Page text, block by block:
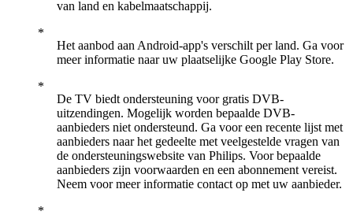
van land en kabelmaatschappij.
Het aanbod aan Android-app's verschilt per land. Ga voor
meer informatie naar uw plaatselijke Google Play Store.
De TV biedt ondersteuning voor gratis DVB-
uitzendingen. Mogelijk worden bepaalde DVB-
aanbieders niet ondersteund. Ga voor een recente lijst met
aanbieders naar het gedeelte met veelgestelde vragen van
de ondersteuningswebsite van Philips. Voor bepaalde
aanbieders zijn voorwaarden en een abonnement vereist.
Neem voor meer informatie contact op met uw aanbieder.